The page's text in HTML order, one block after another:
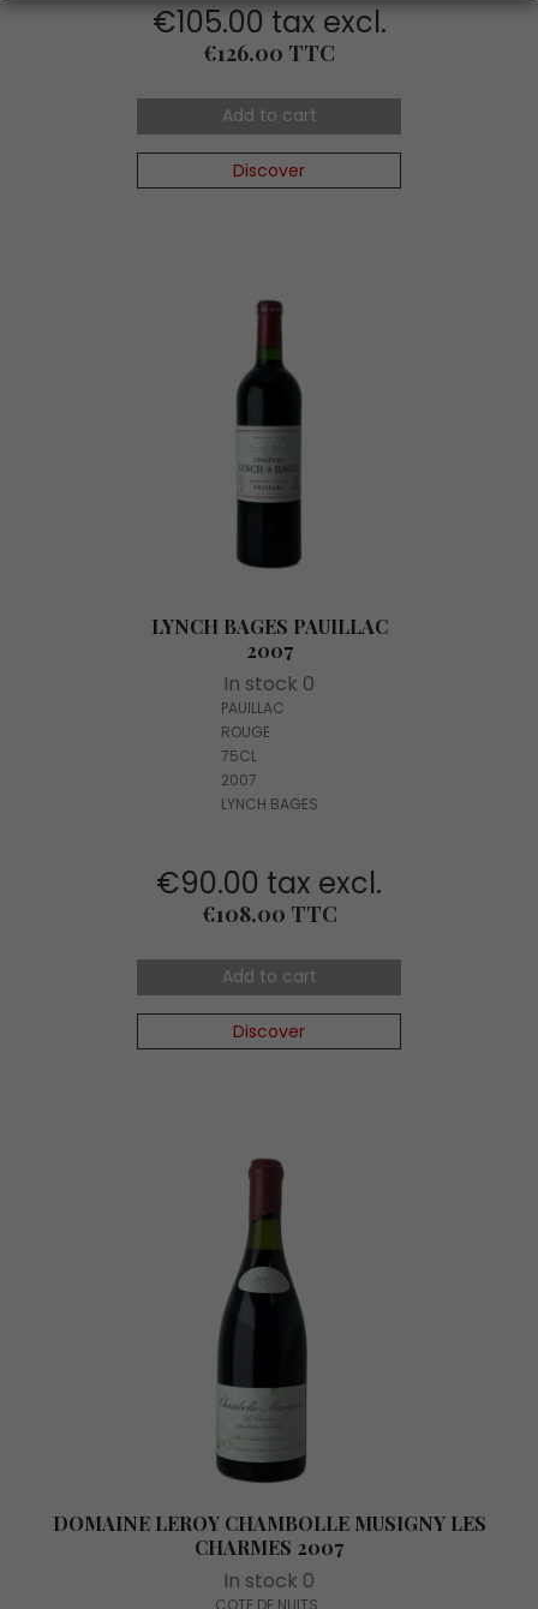
€105.00 tax excl.
Price
€126.00 TTC
Add to cart
Discover
LYNCH BAGES PAUILLAC
2007
In stock 0
PAUILLAC
ROUGE
75CL
2007
LYNCH BAGES
€90.00 tax excl.
Price
€108.00 TTC
Add to cart
Discover
DOMAINE LEROY CHAMBOLLE MUSIGNY LES
CHARMES 2007
In stock 0